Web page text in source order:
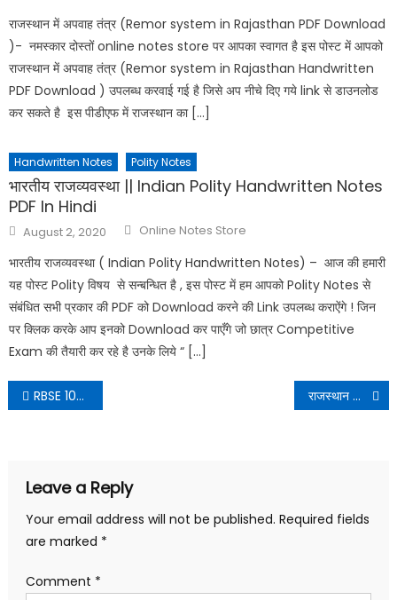
राजस्थान में अपवाह तंत्र (Remor system in Rajasthan PDF Download
)- नमस्कार दोस्तों online notes store पर आपका स्वागत है इस पोस्ट में आपको
राजस्थान में अपवाह तंत्र (Remor system in Rajasthan Handwritten
PDF Download ) उपलब्ध करवाई गई है जिसे अप नीचे दिए गये link से डाउनलोड
कर सकते है इस पीडीएफ में राजस्थान का […]
Handwritten Notes Polity Notes
भारतीय राजव्यवस्था || Indian Polity Handwritten Notes
PDF In Hindi
August 2, 2020 Online Notes Store
भारतीय राजव्यवस्था ( Indian Polity Handwritten Notes) – आज की हमारी
यह पोस्ट Polity विषय से सन्बन्धित है , इस पोस्ट में हम आपको Polity Notes से
संबंधित सभी प्रकार की PDF को Download करने की Link उपलब्ध कराऐंगे ! जिन
पर क्लिक करके आप इनको Download कर पाएँगे जो छात्र Competitive
Exam की तैयारी कर रहे है उनके लिये “ […]
RBSE 10th Board Result 2021 | RBSE10वीं बोर्ड रिजल्ट 2021 राजस्थान का अपवाह तंत्र || Drainage System of Rajasthan | PDF DOWNLOAD
Leave a Reply
Your email address will not be published. Required fields
are marked *
Comment *